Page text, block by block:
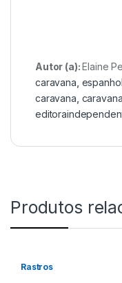
Autor (a):Elaine
caravana espanhol
caravana
Produtos
Rastros